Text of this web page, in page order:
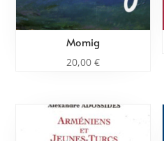
Momig
20,00€